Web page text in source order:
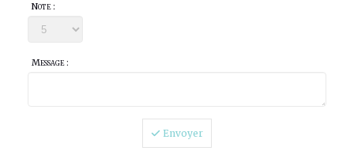
Note :
Message :
Envoyer